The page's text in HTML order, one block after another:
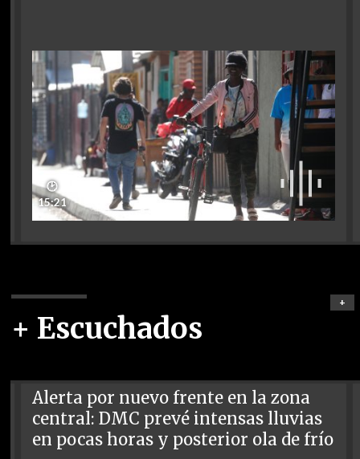
🕑
15:21
+ Escuchados
+
Alerta por nuevo frente en la zona
central: DMC prevé intensas lluvias
en pocas horas y posterior ola de frío